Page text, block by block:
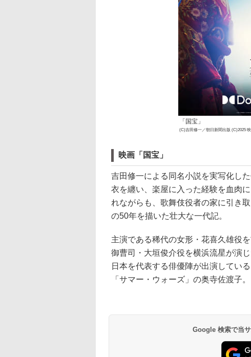
「国宝」
(C)吉田修一／朝日新聞出版 (C)2025
映画「国宝」
吉田修一による同名小説を実写化し
衣を纏い、楽屋に入った経験を血肉
れながらも、歌舞伎役者の家に引き
の50年を描いた壮大な一代記。
主演である稀代の女形・花喜久雄役
御曹司・大垣俊介役を横浜流星が演
日本を代表する俳優陣が出演してい
「サマー・ウォーズ」の奥寺佐渡子。
Google 検索で当